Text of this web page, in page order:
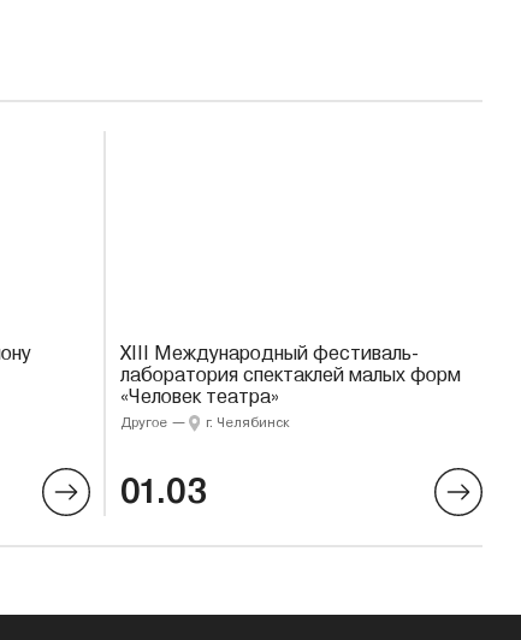
XIII Международный фестиваль-
лаборатория спектаклей малых форм
«Человек театра»
Другое — г. Челябинск
01.03